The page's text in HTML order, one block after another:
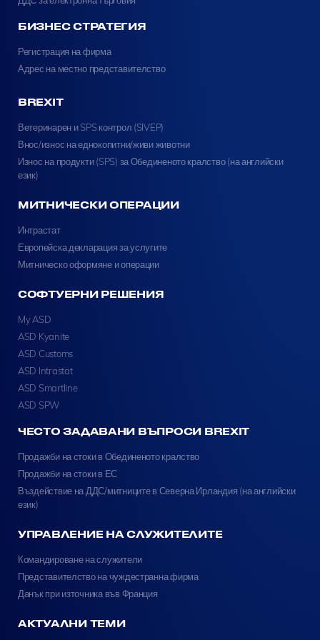
БИЗНЕС СТРАТЕГИЯ
Регистрация на фирма
Адрес на местно представителство
BREXIT
Ветеринарен и SPS контрол (SIVEP)
Внос/износ на еднокопитни/живи животни
Износ на продукти (SPS) за Обединеното кралство (на английски
език)
МИТНИЧЕСКИ ОПЕРАЦИИ
Интрастат
Европейска декларация за услугите
Митническо оформяне и операции
СОФТУЕРНИ РЕШЕНИЯ
My ASD
ASD Kyanite
ASD Customs
ASD Intrastat
ASD Smartline
ASD SPW
ЧЕСТО ЗАДАВАНИ ВЪПРОСИ BREXIT
Продажби на стоки в Обединеното кралство
Продажби на стоки в ЕС
Въздействие на ДДС/митниците в Северна Ирландия (на английски
език)
УПРАВЛЕНИЕ НА СЛУЖИТЕЛИТЕ
Командироване на служители
Представителство на чуждестранна фирма
Данък при източника във Франция
АКТУАЛНИ ТЕМИ